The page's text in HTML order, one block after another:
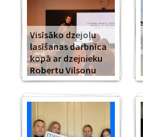
Visīsāko dzejoļu
lasīšanas darbnīca
kopā ar dzejnieku
Robertu Vilsonu